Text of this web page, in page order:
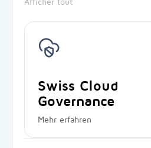
Afficher tout
Swiss Cloud
Governance
Mehr erfahren